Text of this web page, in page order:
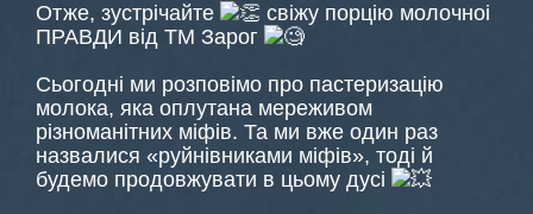
Отже, зустрічайте
свіжу порцію молочноі
ПРАВДИ від ТМ Зарог
Сьогодні ми розповімо про пастеризацію
молока, яка оплутана мереживом
різноманітних міфів. Та ми вже один раз
назвалися «руйнівниками міфів», тоді й
будемо продовжувати в цьому дусі